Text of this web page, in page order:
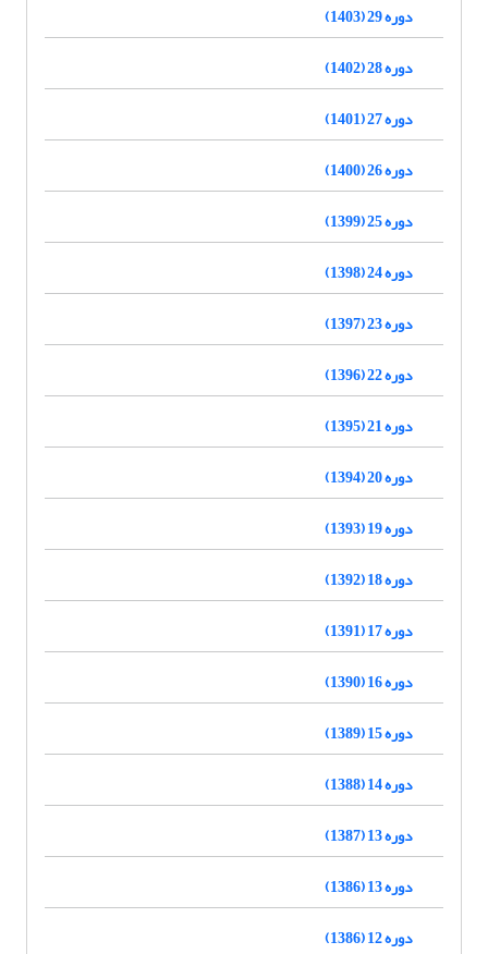
دوره 29 (1403)
دوره 28 (1402)
دوره 27 (1401)
دوره 26 (1400)
دوره 25 (1399)
دوره 24 (1398)
دوره 23 (1397)
دوره 22 (1396)
دوره 21 (1395)
دوره 20 (1394)
دوره 19 (1393)
دوره 18 (1392)
دوره 17 (1391)
دوره 16 (1390)
دوره 15 (1389)
دوره 14 (1388)
دوره 13 (1387)
دوره 13 (1386)
دوره 12 (1386)